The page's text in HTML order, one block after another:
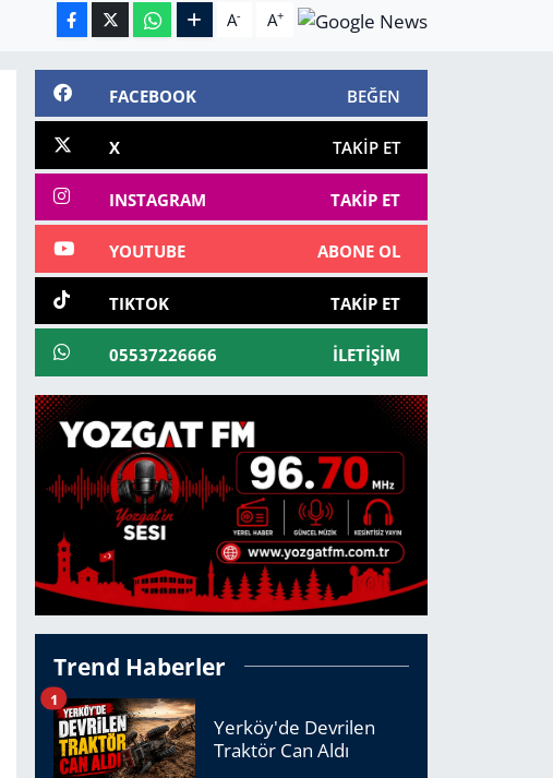
A- A+
FACEBOOK BEĞEN
X TAKIP ET
INSTAGRAM TAKIP ET
YOUTUBE ABONE OL
TIKTOK TAKIP ET
05537226666 İLETIŞIM
Trend Haberler
Yerköy'de Devrilen
Traktör Can Aldı
1